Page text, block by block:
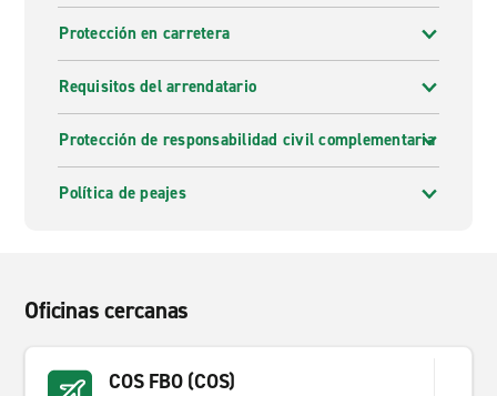
Protección en carretera
Requisitos del arrendatario
Protección de responsabilidad civil complementaria
Política de peajes
Oficinas cercanas
COS FBO (COS)